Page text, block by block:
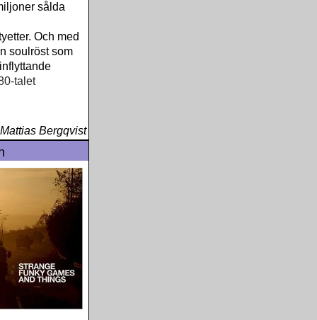
sålda
Och med
soulröst som
talet
Mattias Bergqvist